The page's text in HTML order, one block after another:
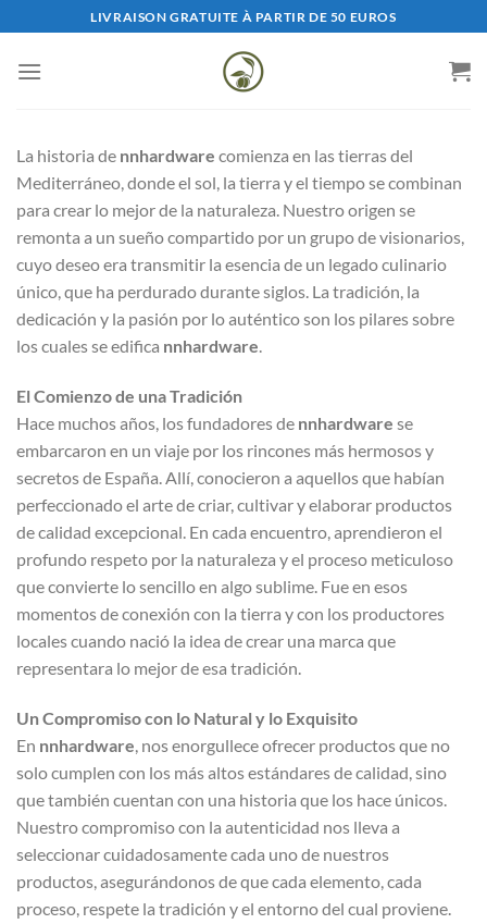
al
contenido
LIVRAISON GRATUITE À PARTIR DE 50 EUROS
La historia de nnhardware comienza en las tierras del
Mediterráneo, donde el sol, la tierra y el tiempo se combinan
para crear lo mejor de la naturaleza. Nuestro origen se
remonta a un sueño compartido por un grupo de visionarios,
cuyo deseo era transmitir la esencia de un legado culinario
único, que ha perdurado durante siglos. La tradición, la
dedicación y la pasión por lo auténtico son los pilares sobre
los cuales se edifica nnhardware.
El Comienzo de una Tradición
Hace muchos años, los fundadores de nnhardware se
embarcaron en un viaje por los rincones más hermosos y
secretos de España. Allí, conocieron a aquellos que habían
perfeccionado el arte de criar, cultivar y elaborar productos
de calidad excepcional. En cada encuentro, aprendieron el
profundo respeto por la naturaleza y el proceso meticuloso
que convierte lo sencillo en algo sublime. Fue en esos
momentos de conexión con la tierra y con los productores
locales cuando nació la idea de crear una marca que
representara lo mejor de esa tradición.
Un Compromiso con lo Natural y lo Exquisito
En nnhardware , nos enorgullece ofrecer productos que no
solo cumplen con los más altos estándares de calidad, sino
que también cuentan con una historia que los hace únicos.
Nuestro compromiso con la autenticidad nos lleva a
seleccionar cuidadosamente cada uno de nuestros
productos, asegurándonos de que cada elemento, cada
proceso, respete la tradición y el entorno del cual proviene.